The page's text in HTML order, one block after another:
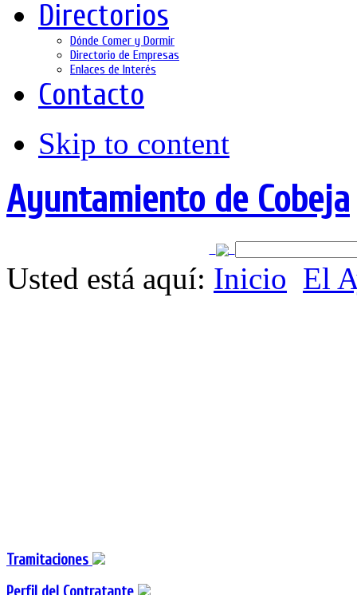
Directorios
Dónde Comer y Dormir
Directorio de Empresas
Enlaces de Interés
Contacto
Skip to content
Ayuntamiento de Cobeja
Usted está aquí: Inicio El
Tramitaciones